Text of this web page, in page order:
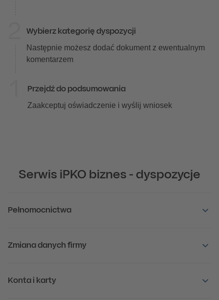
Wybierz kategorię dyspozycji
Następnie możesz dodać dokument z ewentualnym
komentarzem
Przejdź do podsumowania
Zaakceptuj oświadczenie i wyślij wniosek
Serwis iPKO biznes - dyspozycje
Pełnomocnictwa
Zmiana danych firmy
Konta i karty